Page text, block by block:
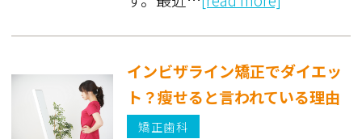
インビザライン矯正でダイエッ
ト？瘦せると言われている理由
矯正歯科